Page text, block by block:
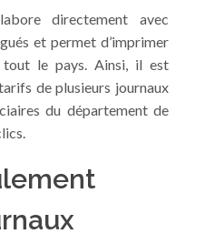
directement avec
et permet d’imprimer
tout le pays. Ainsi, il est
de plusieurs journaux
du département de